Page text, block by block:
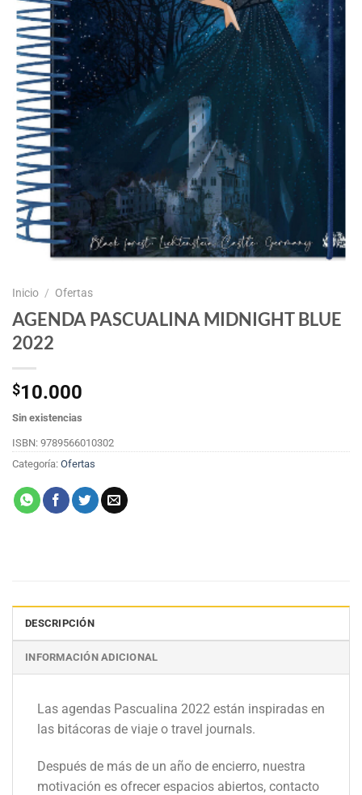
Inicio / Ofertas
AGENDA PASCUALINA MIDNIGHT BLUE
2022
$10.000
Sin existencias
ISBN: 9789566010302
Categoría: Ofertas
DESCRIPCIÓN
INFORMACIÓN ADICIONAL
Las agendas Pascualina 2022 están inspiradas en
las bitácoras de viaje o travel journals.
Después de más de un año de encierro, nuestra
motivación es ofrecer espacios abiertos, contacto